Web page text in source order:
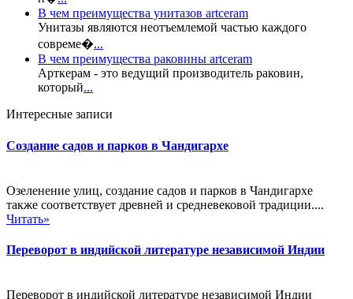
В чем преимущества унитазов artceram
Унитазы являются неотъемлемой частью каждого
совреме�...
В чем преимущества раковины artceram
Арткерам - это ведущий производитель раковин,
который...
Интересные записи
Создание садов и парков в Чандигархе
Озеленение улиц, создание садов и парков в Чандигархе
также соответствует древней и средневековой традиции....
Читать»
Переворот в индийской литературе независимой Индии
Переворот в индийской литературе независимой Индии